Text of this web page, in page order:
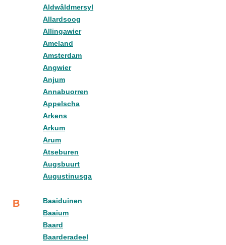
Aldwâldmersyl
Allardsoog
Allingawier
Ameland
Amsterdam
Angwier
Anjum
Annabuorren
Appelscha
Arkens
Arkum
Arum
Atseburen
Augsbuurt
Augustinusga
B
Baaiduinen
Baaium
Baard
Baarderadeel